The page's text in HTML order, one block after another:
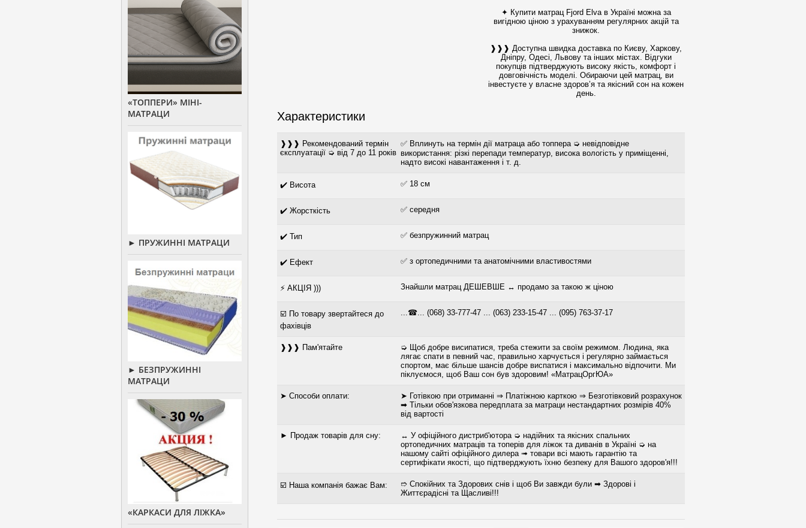
✦ Купити матрац Fjord Elva в Україні можна за
вигідною ціною з урахуванням регулярних акцій та
знижок.
❱❱❱ Доступна швидка доставка по Києву, Харкову,
Дніпру, Одесі, Львову та інших містах. Відгуки
покупців підтверджують високу якість, комфорт і
довговічність моделі. Обираючи цей матрац, ви
інвестуєте у власне здоров’я та якісний сон на кожен
день.
Характеристики
❱❱❱ Рекомендований термін
єксплуатації ➭ від 7 до 11 років
✅ Вплинуть на термін дії матраца або топпера ➭ невідповідне
використання: різкі перепади температур, висока вологість у приміщенні,
надто високі навантаження і т. д.
✔️ Висота ✅ 18 см
✔️ Жорсткість ✅ середня
✔️ Тип ✅ безпружинний матрац
✔️ Ефект ✅ з ортопедичними та анатомічними властивостями
⚡ АКЦІЯ ))) Знайшли матрац ДЕШЕВШЕ ↔ продамо за такою ж ціною
☑️ По товару звертайтеся до
фахівців
...☎... (068) 33-777-47 ... (063) 233-15-47 ... (095) 763-37-17
❱❱❱ Пам'ятайте
➭ Щоб добре висипатися, треба стежити за своїм режимом. Людина, яка
лягає спати в певний час, правильно харчується і регулярно займається
спортом, має більше шансів добре виспатися і максимально відпочити. Ми
піклуємося, щоб Ваш сон був здоровим! «МатрацОргЮА»
➤ Способи оплати:
➤ Готівкою при отриманні ⇒ Платіжною карткою ⇒ Безготівковий розрахунок
➡ Тільки обов'язкова передплата за матраци нестандартних розмірів 40%
від вартості
► Продаж товарів для сну:
↔ У офіційного дистриб'ютора ➭ надійних та якісних спальних
ортопедичних матраців та топерів для ліжок та диванів в Україні ➭ на
нашому сайті офіційного дилера ➟ товари всі мають гарантію та
сертифікати якості, що підтверджують їхню безпеку для Вашого здоров'я!!!
☑️ Наша компанія бажає Вам:
➱ Спокійних та Здорових снів і щоб Ви завжди були ➡ Здорові і
Життєрадісні та Щасливі!!!
«ТОППЕРИ» МІНІ-
МАТРАЦИ
► ПРУЖИННІ МАТРАЦИ
► БЕЗПРУЖИННІ
МАТРАЦИ
«КАРКАСИ ДЛЯ ЛІЖКА»